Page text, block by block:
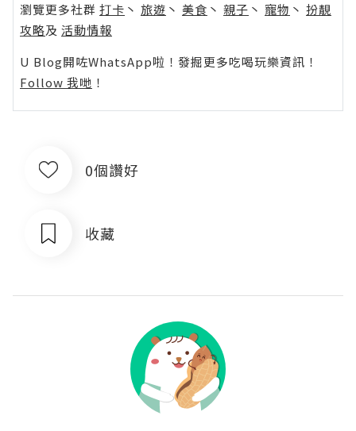
瀏覽更多社群 打卡 丶 旅遊 丶 美食 丶 親子 丶 寵物 丶 扮靚
攻略及 活動情報
U Blog開咗WhatsApp啦！發掘更多吃喝玩樂資訊！
Follow 我哋 ！
0個讚好
收藏